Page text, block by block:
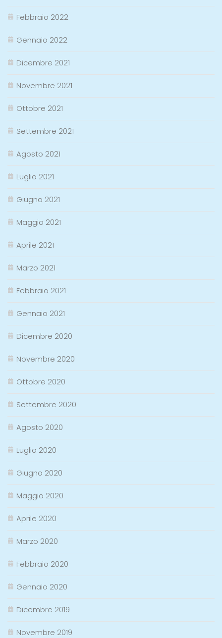
Febbraio 2022
Gennaio 2022
Dicembre 2021
Novembre 2021
Ottobre 2021
Settembre 2021
Agosto 2021
Luglio 2021
Giugno 2021
Maggio 2021
Aprile 2021
Marzo 2021
Febbraio 2021
Gennaio 2021
Dicembre 2020
Novembre 2020
Ottobre 2020
Settembre 2020
Agosto 2020
Luglio 2020
Giugno 2020
Maggio 2020
Aprile 2020
Marzo 2020
Febbraio 2020
Gennaio 2020
Dicembre 2019
Novembre 2019